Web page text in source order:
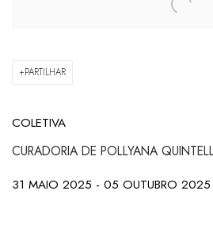
PARTILHAR
COLETIVA
CURADORIA DE POLLYANA
31 MAIO 2025 - 05 OUTUBRO 2025